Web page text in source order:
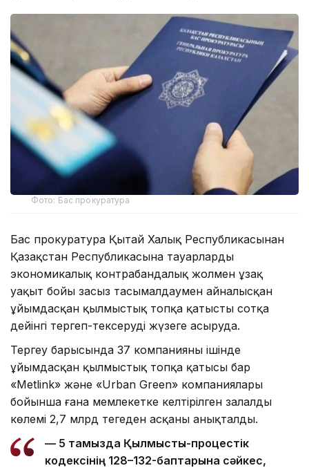
Фото: Бас прокуратура
Бас прокуратура Қытай Халық Республикасынан
Қазақстан Республикасына тауарларды
экономикалық контрабандалық жолмен ұзақ
уақыт бойы заңсыз тасымалдаумен айналысқан
ұйымдасқан қылмыстық топқа қатысты сотқа
дейінгі тергеп-тексеруді жүзеге асыруда.
Тергеу барысында 37 компанияның ішінде
ұйымдасқан қылмыстық топқа қатысы бар
«Metlink» және «Urban Green» компаниялары
бойынша ғана мемлекетке келтірілген залалдың
көлемі 2,7 млрд теңгеден асқаны анықталды.
— 5 тамызда Қылмыстық-процестік
кодексінің 128–132-баптарына сәйкес,